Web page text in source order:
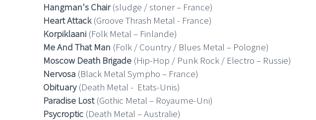
Hangman's Chair(sludge / stoner – France)
Heart Attack (Groove Thrash Metal - France)
Korpiklaani (Folk Metal – Finlande)
Me And That Man (Folk / Country / Blues Metal – Pologne)
Moscow Death Brigade (Hip-Hop / Punk Rock / Electro – Russie)
Nervosa (Black Metal Sympho – France)
Obituary (Death Metal - Etats-Unis)
Paradise Lost (Gothic Metal – Royaume-Uni)
Psycroptic (Death Metal – Australie)